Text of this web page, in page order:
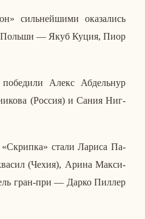
силь­ней­ши­ми ока­за­лись
Польши — Якуб Куция, Пиор
Алекс Аб­дель­нур
(Россия) и Сания Ниг­
стали Лариса Па­
(Чехия), Арина Мак­си­
гран-при — Дарко Пиллер